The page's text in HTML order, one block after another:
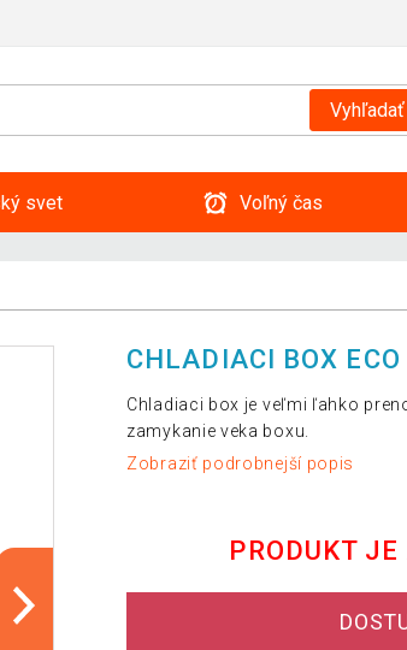
Vyhľadať
svet Voľný čas
CHLADIACI BOX
Chladiaci box je veľmi ľahko
zamykanie veka boxu.
Zobraziť podrobnejší popis
PRODUKT